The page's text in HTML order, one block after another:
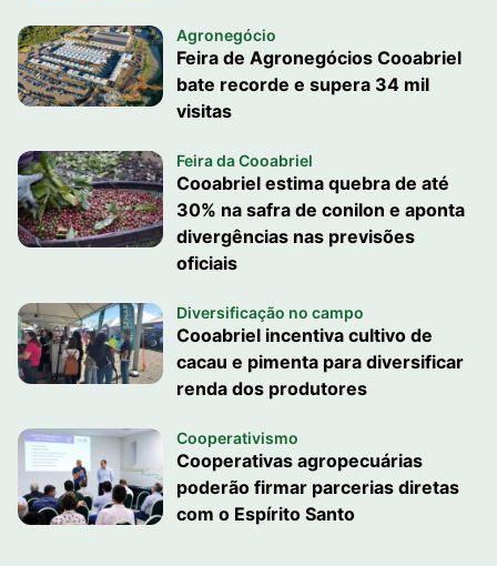
Agronegócio
Feira de Agronegócios Cooabriel
bate recorde e supera 34 mil
visitas
Feira da Cooabriel
Cooabriel estima quebra de até
30% na safra de conilon e aponta
divergências nas previsões
oficiais
Diversificação no campo
Cooabriel incentiva cultivo de
cacau e pimenta para diversificar
renda dos produtores
Cooperativismo
Cooperativas agropecuárias
poderão firmar parcerias diretas
com o Espírito Santo